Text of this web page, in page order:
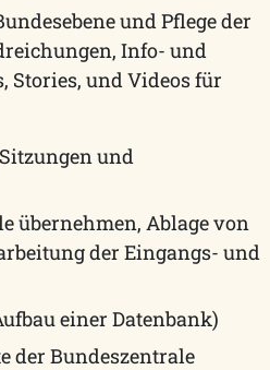
und Pflege der
Info- und
Stories, und Videos für
und
übernehmen, Ablage von
der Eingangs- und
einer Datenbank)
der Bundeszentrale